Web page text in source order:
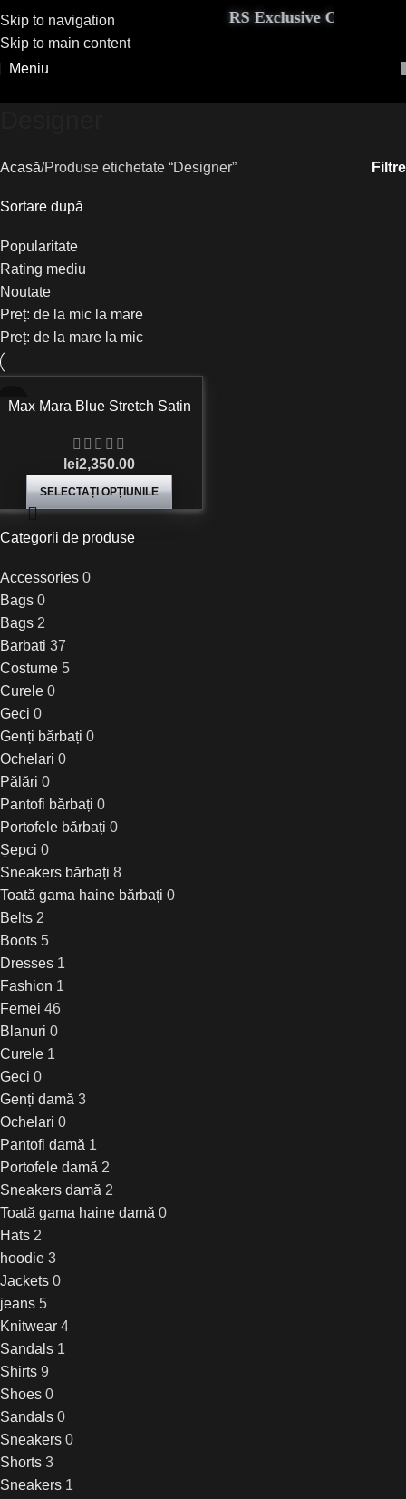
Skip to navigation
Skip to main content
RS Exclusive Couture
Meniu
Categorii de produse
Accessories 0
Bags 0
Bags 2
Barbati 37
Costume 5
Curele 0
Geci 0
Genți bărbați 0
Ochelari 0
Pălări 0
Pantofi bărbați 0
Portofele bărbați 0
Șepci 0
Sneakers bărbați 8
Toată gama haine bărbați 0
Belts 2
Boots 5
Dresses 1
Fashion 1
Femei 46
Blanuri 0
Curele 1
Geci 0
Genți damă 3
Ochelari 0
Pantofi damă 1
Portofele damă 2
Sneakers damă 2
Toată gama haine damă 0
Hats 2
hoodie 3
Jackets 0
jeans 5
Knitwear 4
Sandals 1
Shirts 9
Shoes 0
Sandals 0
Sneakers 0
Shorts 3
Sneakers 1
Acasă Produse etichetate “Designer” Filtre
Sortare după
Popularitate
Rating mediu
Noutate
Preț: de la mic la mare
Preț: de la mare la mic
Max Mara Blue Stretch Satin
lei2,350.00
SELECTAȚI OPȚIUNILE